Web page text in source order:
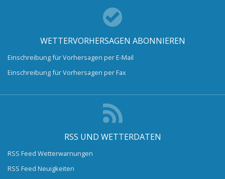
WETTERVORHERSAGEN ABONNIEREN
Einschreibung für Vorhersagen per E-Mail
Einschreibung für Vorhersagen per Fax
RSS UND WETTERDATEN
RSS Feed Wetterwarnungen
RSS Feed Neuigkeiten